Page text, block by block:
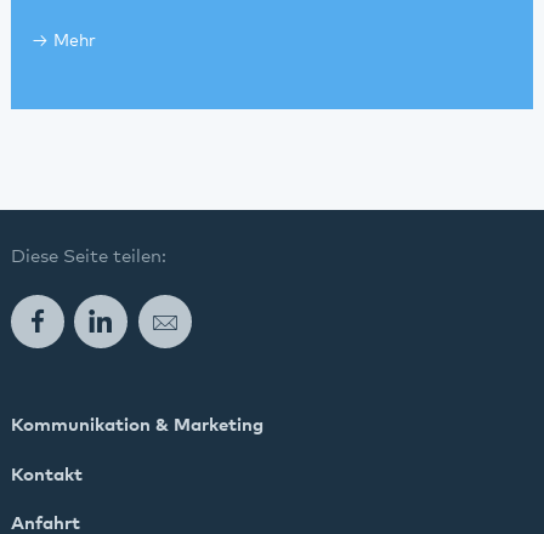
Mehr
Diese Seite teilen:
FacebookLinkedInE-Mail
Kommunikation & Marketing
Kontakt
Anfahrt